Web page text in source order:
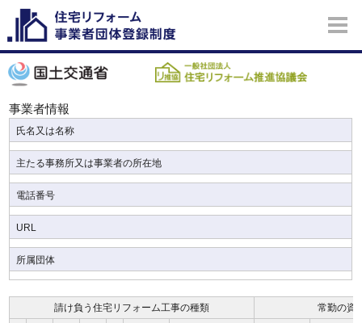
事業者情報
氏名又は名称
主たる事務所又は事業者の所在地
電話番号
URL
所属団体
請け負う住宅リフォーム工事の種類 常勤の資